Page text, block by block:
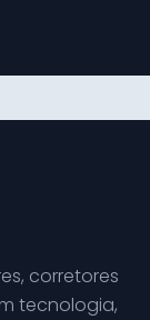
corretores
tecnologia,